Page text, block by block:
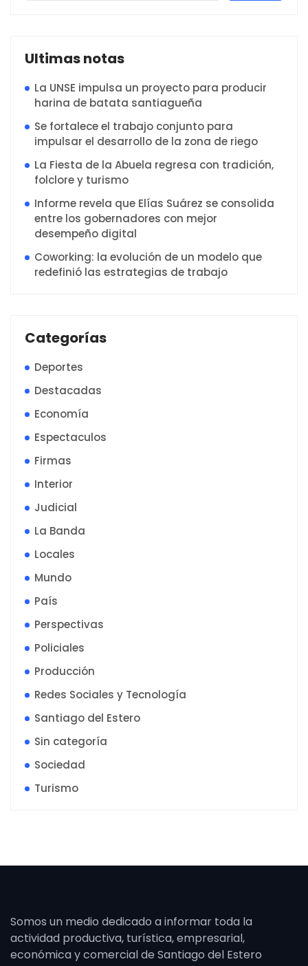
Ultimas notas
La UNSE impulsa un proyecto para producir
harina de batata santiagueña
Se fortalece el trabajo conjunto para
impulsar el desarrollo de la zona de riego
La Fiesta de la Abuela regresa con tradición,
folclore y turismo
Informe revela que Elías Suárez se consolida
entre los gobernadores con mejor
desempeño digital
Coworking: la evolución de un modelo que
redefinió las estrategias de trabajo
Categorías
Deportes
Destacadas
Economía
Espectaculos
Firmas
Interior
Judicial
La Banda
Locales
Mundo
País
Perspectivas
Policiales
Producción
Redes Sociales y Tecnología
Santiago del Estero
Sin categoría
Sociedad
Turismo
Somos un medio dedicado a informar toda la
actividad productiva, turística, empresarial,
económica y comercial de Santiago del Estero